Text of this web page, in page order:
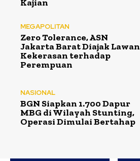
Kajian
MEGAPOLITAN
Zero Tolerance, ASN
Jakarta Barat Diajak Lawan
Kekerasan terhadap
Perempuan
NASIONAL
BGN Siapkan 1.700 Dapur
MBG di Wilayah Stunting,
Operasi Dimulai Bertahap